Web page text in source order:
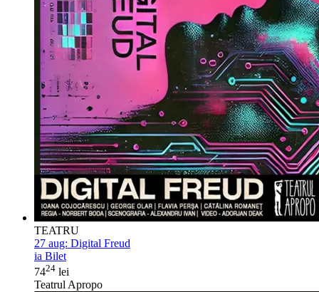
TEATRU
27 aug: Digital Freud
ia Bilet
7424 lei
Teatrul Apropo